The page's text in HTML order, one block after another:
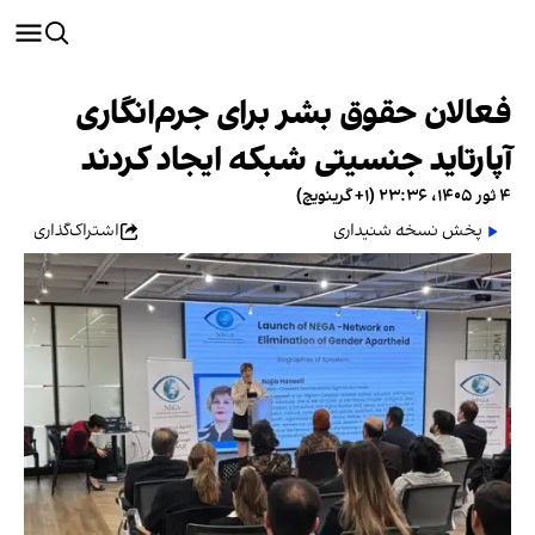
فعالان حقوق بشر برای جرم‌انگاری
آپارتاید جنسیتی شبکه ایجاد کردند
۴ ثور ۱۴۰۵، ۲۳:۳۶ (‎+۱ گرینویچ)
پخش نسخه شنیداری
اشتراک‌گذاری